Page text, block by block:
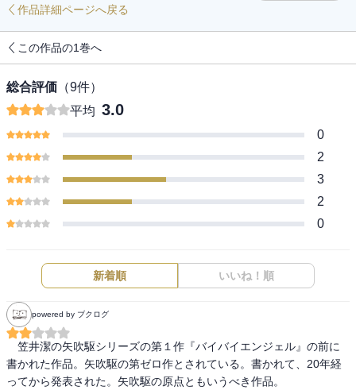
作品詳細ページへ戻る
この作品の1巻へ
総合評価 （9件）
平均 3.0
0
2
3
2
0
新着順 いいね！順
powered by ブクログ
笠井潔の矢吹駆シリーズの第１作『バイバイエンジェル』の前に
書かれた作品。矢吹駆の第ゼロ作とされている。書かれて、20年経
ってから発表された。矢吹駆の原点ともいうべき作品。